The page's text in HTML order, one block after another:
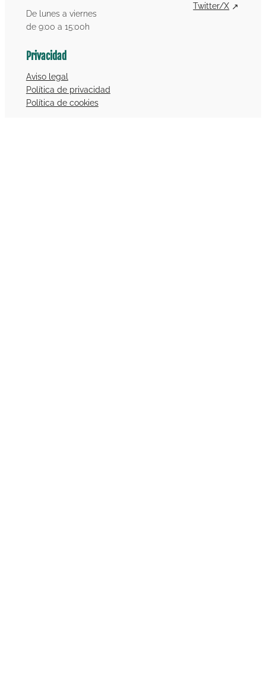
De lunes a viernes
de 9:00 a 15:00h
Twitter/X
Privacidad
Aviso legal
Política de privacidad
Política de cookies